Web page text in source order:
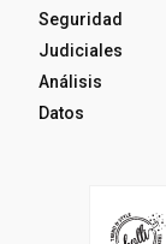
Seguridad
Judiciales
Análisis
Datos